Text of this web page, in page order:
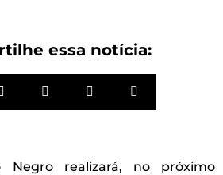
essa notícia:
Negro realizará, no próximo